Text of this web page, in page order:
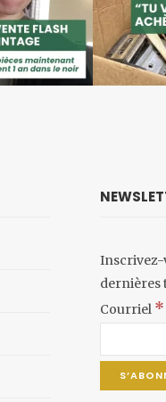
Inscrivez-
dernières
Courriel *